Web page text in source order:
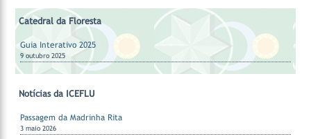
Catedral da Floresta
Guia Interativo 2025
9 outubro 2025
Notícias da ICEFLU
Passagem da Madrinha Rita
3 maio 2026